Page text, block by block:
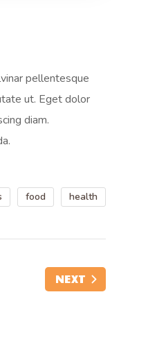
pellentesque
ut. Eget dolor
diam.
food health
NEXT